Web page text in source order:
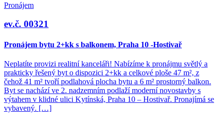
Pronájem
ev.č. 00321
Pronájem bytu 2+kk s balkonem, Praha 10 -Hostivař
Neplatíte provizi realitní kanceláři! Nabízíme k pronájmu světlý a
prakticky řešený byt o dispozici 2+kk a celkové ploše 47 m², z
čehož 41 m² tvoří podlahová plocha bytu a 6 m² prostorný balkon.
Byt se nachází ve 2. nadzemním podlaží moderní novostavby s
výtahem v klidné ulici Kytínská, Praha 10 – Hostivař. Pronajímá se
vybavený. […]